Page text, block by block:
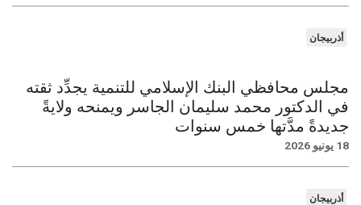
أذربيجان
مجلس محافظي البنك الإسلامي للتنمية يجدِّد ثقته
في الدكتور محمد سليمان الجاسر ويمنحه ولايةً
جديدةً مدَّتها خمس سنوات
18 يونيو 2026
أذربيجان